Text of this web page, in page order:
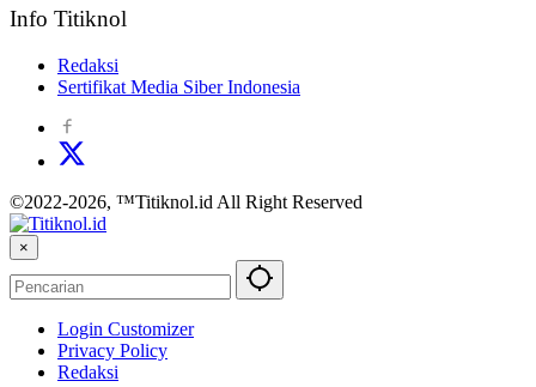
Info Titiknol
Redaksi
Sertifikat Media Siber Indonesia
©2022-2026, ™Titiknol.id All Right Reserved
×
Login Customizer
Privacy Policy
Redaksi